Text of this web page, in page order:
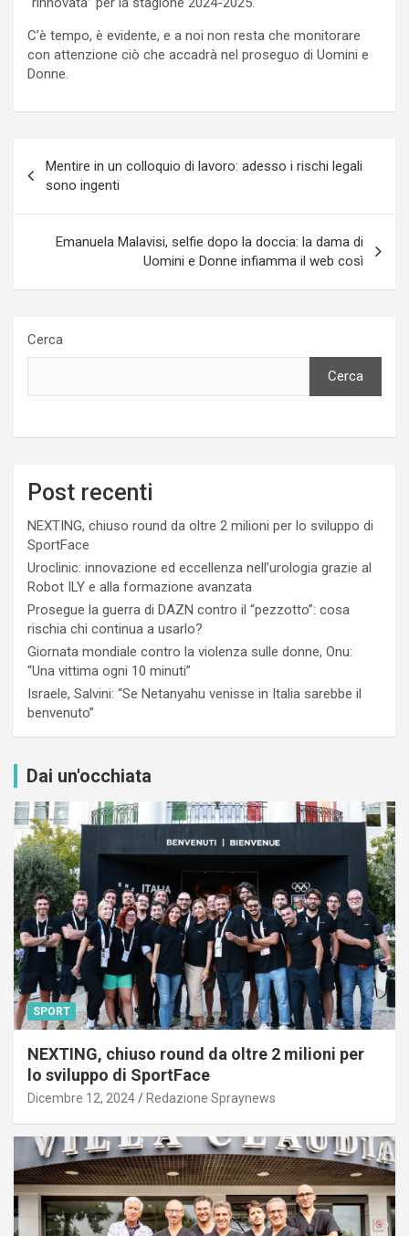
C’è tempo, è evidente, e a noi non resta che monitorare
con attenzione ciò che accadrà nel proseguo di Uomini e
Donne.
articoli
Mentire in un colloquio di lavoro: adesso i rischi legali
sono ingenti
Emanuela Malavisi, selfie dopo la doccia: la dama di
Uomini e Donne infiamma il web così
Cerca
Cerca
Post recenti
NEXTING, chiuso round da oltre 2 milioni per lo sviluppo di
SportFace
Uroclinic: innovazione ed eccellenza nell’urologia grazie al
Robot ILY e alla formazione avanzata
Prosegue la guerra di DAZN contro il “pezzotto”: cosa
rischia chi continua a usarlo?
Giornata mondiale contro la violenza sulle donne, Onu:
“Una vittima ogni 10 minuti”
Israele, Salvini: “Se Netanyahu venisse in Italia sarebbe il
benvenuto”
Dai un'occhiata
SPORT
NEXTING, chiuso round da oltre 2 milioni per
lo sviluppo di SportFace
Dicembre 12, 2024 Redazione Spraynews